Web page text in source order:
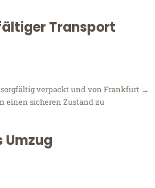
Transport
verpackt und von Frankfurt →
einen sicheren Zustand zu
Umzug